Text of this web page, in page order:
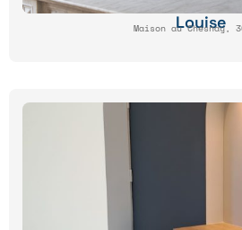
Louise
Maison au Chesnay,